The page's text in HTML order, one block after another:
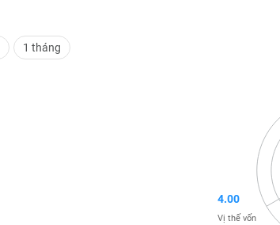
1 tháng
4.00
Vị thế vốn